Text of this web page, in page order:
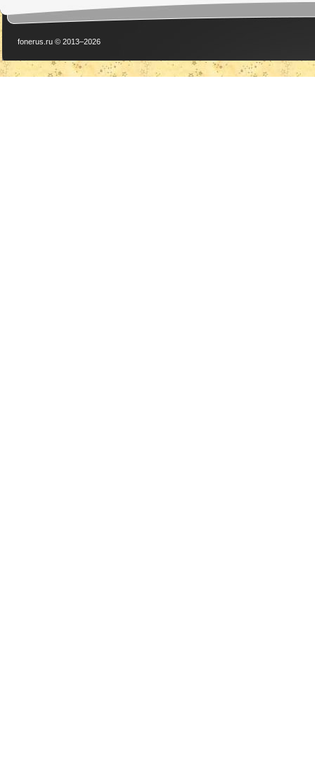
fonerus.ru © 2013–2026